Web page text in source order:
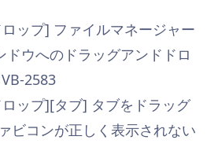
ップ] ファイルマネージャー
ウへのドラッグアンドドロ
2583
ップ][タブ] タブをドラッグ
ビコンが正しく表示されない